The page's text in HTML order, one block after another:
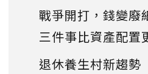
戰爭開打，錢變廢
三件事比資產配置
退休養生村新趨勢